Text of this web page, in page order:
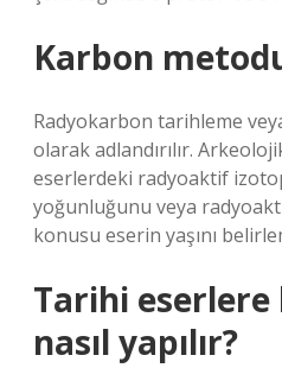
Karbon
Radyokarbon tarihleme
olarak adlandırılır.
eserlerdeki radyoaktif
yoğunluğunu veya
konusu eserin yaşını
Tarihi
nasıl yapılır?